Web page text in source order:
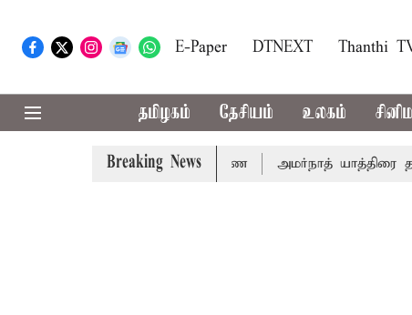
E-Paper DTNEXT Thanthi
தமிழகம் தேசியம் உலகம்
Breaking News
சுப்ரீம்கோர்ட்டில் விசாரணை அமர்நாத் யாத்திரை